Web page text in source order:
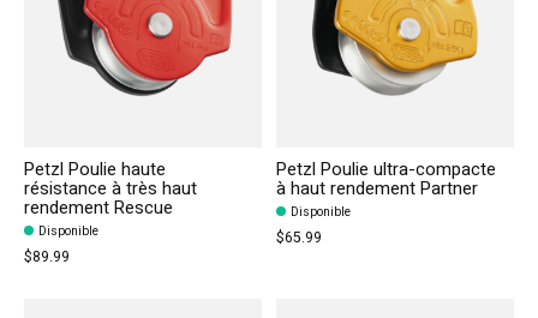
Petzl Poulie haute
résistance à très haut
rendement Rescue
Disponible
$89.99
Petzl Poulie ultra-compacte
à haut rendement Partner
Disponible
$65.99